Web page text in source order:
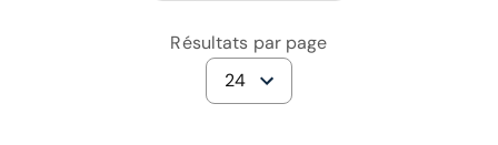
Résultats par page
24